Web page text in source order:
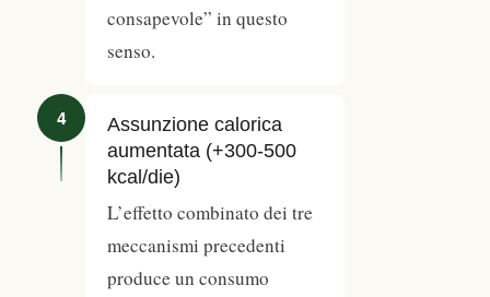
consapevole” in questo
senso.
4
Assunzione calorica
aumentata (+300-500
kcal/die)
L’effetto combinato dei tre
meccanismi precedenti
produce un consumo